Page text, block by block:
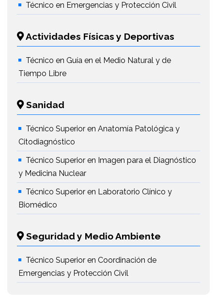
Técnico en Emergencias y Protección Civil
Actividades Físicas y Deportivas
Técnico en Guía en el Medio Natural y de
Tiempo Libre
Sanidad
Técnico Superior en Anatomía Patológica y
Citodiagnóstico
Técnico Superior en Imagen para el Diagnóstico
y Medicina Nuclear
Técnico Superior en Laboratorio Clínico y
Biomédico
Seguridad y Medio Ambiente
Técnico Superior en Coordinación de
Emergencias y Protección Civil